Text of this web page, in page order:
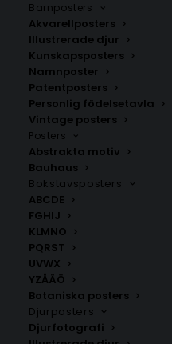
Barnposters
Akvarellposters
Illustrerade djur
Kunskapsposters
Namnposter
Patentposters
Personlig födelsetavla
Vintage posters
Posters
Abstrakta motiv
Bauhaus
Bokstavsposters
ABCDE
FGHIJ
KLMNO
PQRST
UVWX
YZÅÄÖ
Botaniska posters
Djurposters
Djurfotografi
Margarita Cocktail
Poster
Fr.99.00 kr
Mimosa Cocktail Poster